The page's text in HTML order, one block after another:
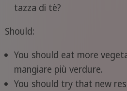
tazza di tè?
Should:
You should eat more
mangiare più verdure.
You should try that new